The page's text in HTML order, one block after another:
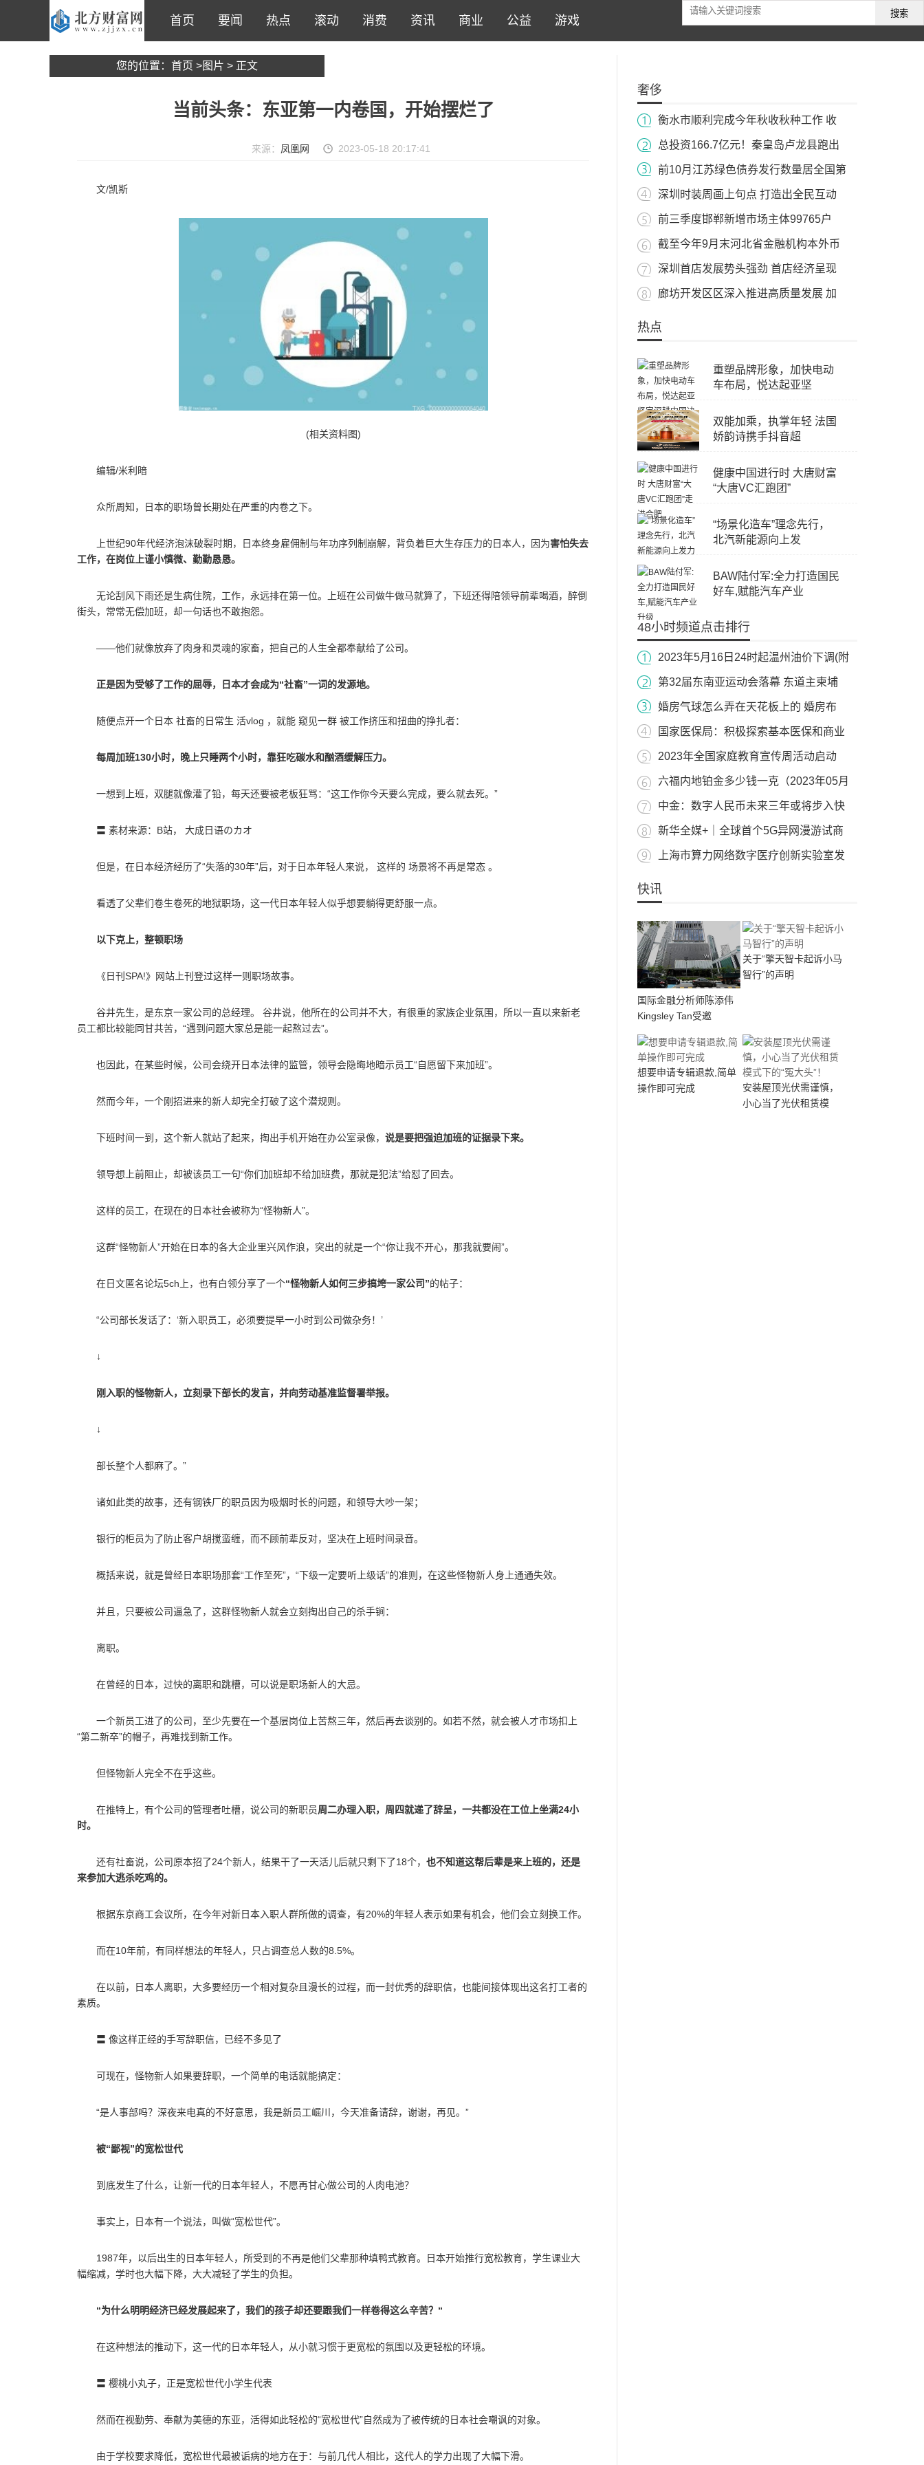
首页 要闻 热点 滚动 消费 资讯 商业 公益 游戏
搜索
您的位置： 首页 >图片 > 正文
当前头条：东亚第一内卷国，开始摆烂了
来源： 凤凰网 2023-05-18 20:17:41
文/凯斯
(相关资料图)
编辑/米利暗
众所周知，日本的职场曾长期处在严重的内卷之下。
上世纪90年代经济泡沫破裂时期，日本终身雇佣制与年功序列制崩解，背负着巨大生存压力的日本人，因为害怕失去
工作，在岗位上谨小慎微、勤勤恳恳。
无论刮风下雨还是生病住院，工作，永远排在第一位。上班在公司做牛做马就算了，下班还得陪领导前辈喝酒，醉倒
街头，常常无偿加班，却一句话也不敢抱怨。
——他们就像放弃了肉身和灵魂的家畜，把自己的人生全都奉献给了公司。
正是因为受够了工作的屈辱，日本才会成为“社畜”一词的发源地。
随便点开一个日本 社畜的日常生 活vlog ，就能 窥见一群 被工作挤压和扭曲的挣扎者：
每周加班130小时，晚上只睡两个小时，靠狂吃碳水和酗酒缓解压力。
一想到上班，双腿就像灌了铅，每天还要被老板狂骂：“这工作你今天要么完成，要么就去死。”
〓 素材来源：B站， 大成日语のカオ
但是，在日本经济经历了“失落的30年”后，对于日本年轻人来说， 这样的 场景将不再是常态 。
看透了父辈们卷生卷死的地狱职场，这一代日本年轻人似乎想要躺得更舒服一点。
以下克上，整顿职场
《日刊SPA!》网站上刊登过这样一则职场故事。
谷井先生，是东京一家公司的总经理。 谷井说，他所在的公司并不大，有很重的家族企业氛围，所以一直以来新老
员工都比较能同甘共苦，“遇到问题大家总是能一起熬过去”。
也因此，在某些时候，公司会绕开日本法律的监管，领导会隐晦地暗示员工“自愿留下来加班”。
然而今年，一个刚招进来的新人却完全打破了这个潜规则。
下班时间一到，这个新人就站了起来，掏出手机开始在办公室录像， 说是要把强迫加班的证据录下来。
领导想上前阻止，却被该员工一句“你们加班却不给加班费，那就是犯法”给怼了回去。
这样的员工，在现在的日本社会被称为“怪物新人”。
这群“怪物新人”开始在日本的各大企业里兴风作浪，突出的就是一个“你让我不开心，那我就要闹”。
在日文匿名论坛5ch上，也有白领分享了一个“怪物新人如何三步搞垮一家公司”的帖子：
“公司部长发话了：‘新入职员工，必须要提早一小时到公司做杂务！’
↓
刚入职的怪物新人，立刻录下部长的发言，并向劳动基准监督署举报。
↓
部长整个人都麻了。”
诸如此类的故事，还有钢铁厂的职员因为吸烟时长的问题，和领导大吵一架；
银行的柜员为了防止客户胡搅蛮缠，而不顾前辈反对，坚决在上班时间录音。
概括来说，就是曾经日本职场那套“工作至死”，“下级一定要听上级话”的准则，在这些怪物新人身上通通失效。
并且，只要被公司逼急了，这群怪物新人就会立刻掏出自己的杀手锏：
离职。
在曾经的日本，过快的离职和跳槽，可以说是职场新人的大忌。
一个新员工进了的公司，至少先要在一个基层岗位上苦熬三年，然后再去谈别的。如若不然，就会被人才市场扣上
“第二新卒”的帽子，再难找到新工作。
但怪物新人完全不在乎这些。
在推特上，有个公司的管理者吐槽，说公司的新职员周二办理入职，周四就递了辞呈，一共都没在工位上坐满24小
时。
还有社畜说，公司原本招了24个新人，结果干了一天活儿后就只剩下了18个， 也不知道这帮后辈是来上班的，还是
来参加大逃杀吃鸡的。
根据东京商工会议所，在今年对新日本入职人群所做的调查，有20%的年轻人表示如果有机会，他们会立刻换工作。
而在10年前，有同样想法的年轻人，只占调查总人数的8.5%。
在以前，日本人离职，大多要经历一个相对复杂且漫长的过程，而一封优秀的辞职信，也能间接体现出这名打工者的
素质。
〓 像这样正经的手写辞职信，已经不多见了
可现在，怪物新人如果要辞职，一个简单的电话就能搞定：
“是人事部吗？深夜来电真的不好意思，我是新员工崛川，今天准备请辞，谢谢，再见。”
被“鄙视”的宽松世代
到底发生了什么，让新一代的日本年轻人，不愿再甘心做公司的人肉电池？
事实上，日本有一个说法，叫做“宽松世代”。
1987年，以后出生的日本年轻人，所受到的不再是他们父辈那种填鸭式教育。日本开始推行宽松教育，学生课业大
幅缩减，学时也大幅下降，大大减轻了学生的负担。
“为什么明明经济已经发展起来了，我们的孩子却还要跟我们一样卷得这么辛苦？“
在这种想法的推动下，这一代的日本年轻人，从小就习惯于更宽松的氛围以及更轻松的环境。
〓 樱桃小丸子，正是宽松世代小学生代表
然而在视勤劳、奉献为美德的东亚，活得如此轻松的“宽松世代”自然成为了被传统的日本社会嘲讽的对象。
由于学校要求降低，宽松世代最被诟病的地方在于：与前几代人相比，这代人的学力出现了大幅下滑。
奢侈
衡水市顺利完成今年秋收秋种工作 收
总投资166.7亿元！秦皇岛卢龙县跑出
前10月江苏绿色债券发行数量居全国第
深圳时装周画上句点 打造出全民互动
前三季度邯郸新增市场主体99765户
截至今年9月末河北省金融机构本外币
深圳首店发展势头强劲 首店经济呈现
廊坊开发区区深入推进高质量发展 加
热点
重塑品牌形象，加快电动
车布局，悦达起亚坚
双能加乘，执掌年轻 法国
娇韵诗携手抖音超
健康中国进行时 大唐财富
“大唐VC汇跑团”
“场景化造车”理念先行，
北汽新能源向上发
BAW陆付军:全力打造国民
好车,赋能汽车产业
48小时频道点击排行
2023年5月16日24时起温州油价下调(附
第32届东南亚运动会落幕 东道主柬埔
婚房气球怎么弄在天花板上的 婚房布
国家医保局：积极探索基本医保和商业
2023年全国家庭教育宣传周活动启动
六福内地铂金多少钱一克（2023年05月
中金：数字人民币未来三年或将步入快
新华全媒+｜全球首个5G异网漫游试商
上海市算力网络数字医疗创新实验室发
快讯
国际金融分析师陈添伟
Kingsley Tan受邀
关于“擎天智卡起诉小马
智行”的声明
想要申请专辑退款,简单
操作即可完成
安装屋顶光伏需谨慎，
小心当了光伏租赁模